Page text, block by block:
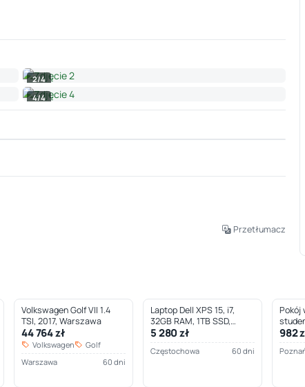
2/4
4/4
Przetłumacz
Volkswagen Golf VII 1.4
TSI, 2017, Warszawa
44 764 zł
Volkswagen
Golf
Warszawa
60 dni
Laptop Dell XPS 15, i7,
32GB RAM, 1TB SSD,
Częstochowa
5 280 zł
Częstochowa 60 dni
Pokój
982